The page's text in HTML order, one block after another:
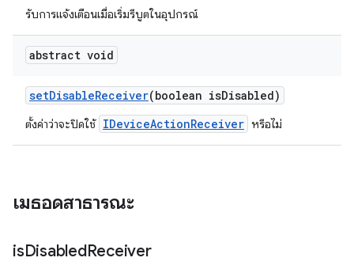
รับการแจ้งเตือนเมื่อเริ่มรีบูตในอุปกรณ์
abstract void
setDisableReceiver(boolean isDisabled)
ตั้งค่าว่าจะปิดใช้ IDeviceActionReceiver หรือไม่
เมธอดสาธารณะ
isDisabledReceiver